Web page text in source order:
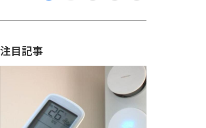
注目記事